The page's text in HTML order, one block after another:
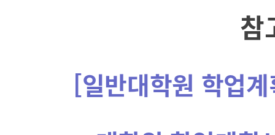
참
[일반대학원 학업